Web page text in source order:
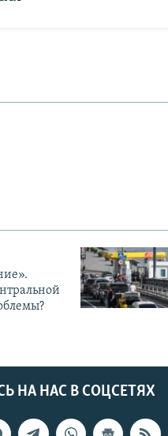
НА НАС В СОЦСЕТЯХ